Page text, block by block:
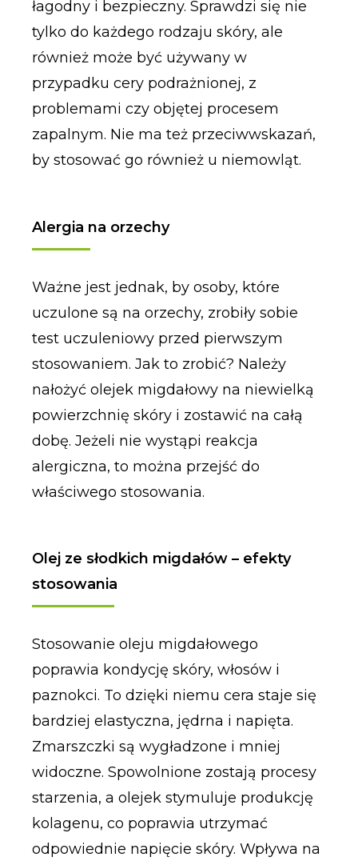
łagodny i bezpieczny. Sprawdzi się nie
tylko do każdego rodzaju skóry, ale
również może być używany w
przypadku cery podrażnionej, z
problemami czy objętej procesem
zapalnym. Nie ma też przeciwwskazań,
by stosować go również u niemowląt.
Alergia na orzechy
Ważne jest jednak, by osoby, które
uczulone są na orzechy, zrobiły sobie
test uczuleniowy przed pierwszym
stosowaniem. Jak to zrobić? Należy
nałożyć olejek migdałowy na niewielką
powierzchnię skóry i zostawić na całą
dobę. Jeżeli nie wystąpi reakcja
alergiczna, to można przejść do
właściwego stosowania.
Olej ze słodkich migdałów – efekty
stosowania
Stosowanie oleju migdałowego
poprawia kondycję skóry, włosów i
paznokci. To dzięki niemu cera staje się
bardziej elastyczna, jędrna i napięta.
Zmarszczki są wygładzone i mniej
widoczne. Spowolnione zostają procesy
starzenia, a olejek stymuluje produkcję
kolagenu, co poprawia utrzymać
odpowiednie napięcie skóry. Wpływa na